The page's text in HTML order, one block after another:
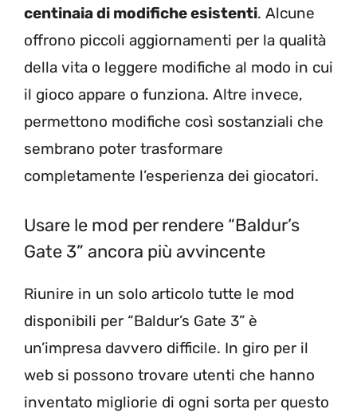
centinaia di modifiche esistenti. Alcune
offrono piccoli aggiornamenti per la qualità
della vita o leggere modifiche al modo in cui
il gioco appare o funziona. Altre invece,
permettono modifiche così sostanziali che
sembrano poter trasformare
completamente l’esperienza dei giocatori.
Usare le mod per rendere “Baldur’s
Gate 3” ancora più avvincente
Riunire in un solo articolo tutte le mod
disponibili per “Baldur’s Gate 3” è
un’impresa davvero difficile. In giro per il
web si possono trovare utenti che hanno
inventato migliorie di ogni sorta per questo